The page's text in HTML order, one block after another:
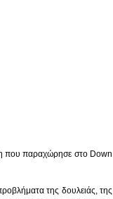
που παραχώρησε στο Down
της δουλειάς, της